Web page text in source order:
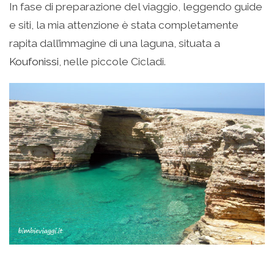
In fase di preparazione del viaggio, leggendo guide
e siti, la mia attenzione è stata completamente
rapita dall’immagine di una laguna, situata a
Koufonissi , nelle piccole Cicladi.